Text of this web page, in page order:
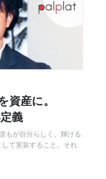
資産に。
義
もが自分らしく、輝ける
て実装すること。それ